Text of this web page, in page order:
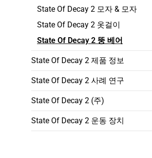
State Of Decay 2 모자 & 모자
State Of Decay 2 옷걸이
State Of Decay 2 뚱 베어
State Of Decay 2 제품 정보
State Of Decay 2 사례 연구
State Of Decay 2 (주)
State Of Decay 2 운동 장치